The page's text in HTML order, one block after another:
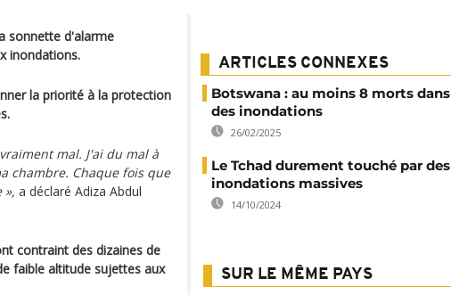
sonnette d'alarme
inondations.
la priorité à la protection
mal. J'ai du mal à
chambre. Chaque fois que
», a déclaré Adiza Abdul
contraint des dizaines de
faible altitude sujettes aux
ARTICLES CONNEXES
Botswana : au moins 8 morts dans
des inondations
26/02/2025
Le Tchad durement touché par des
inondations massives
14/10/2024
SUR LE MÊME PAYS